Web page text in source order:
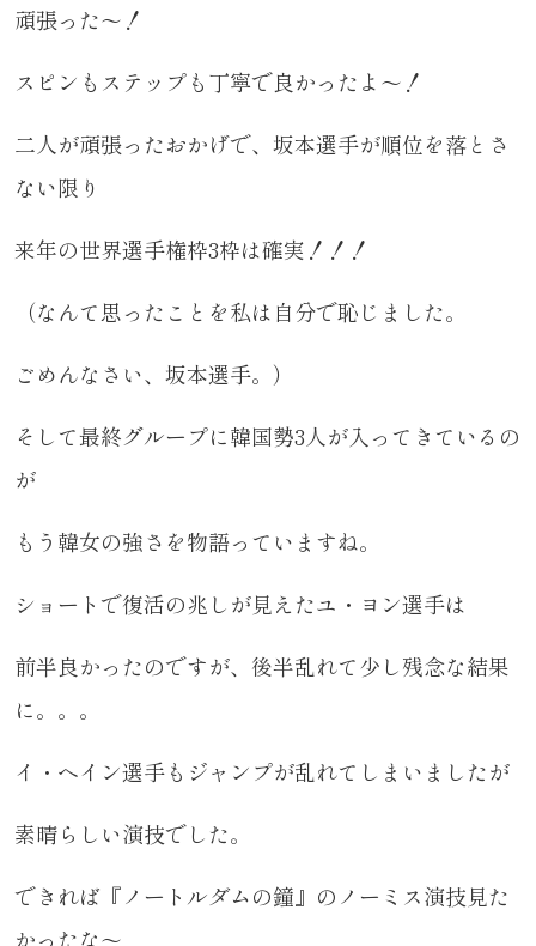
頑張った～！
スピンもステップも丁寧で良かったよ～！
二人が頑張ったおかげで、坂本選手が順位を落とさ
ない限り
来年の世界選手権枠3枠は確実！！！
（なんて思ったことを私は自分で恥じました。
ごめんなさい、坂本選手。）
そして最終グループに韓国勢3人が入ってきているの
が
もう韓女の強さを物語っていますね。
ショートで復活の兆しが見えたユ・ヨン選手は
前半良かったのですが、後半乱れて少し残念な結果
に。。。
イ・ヘイン選手もジャンプが乱れてしまいましたが
素晴らしい演技でした。
できれば『ノートルダムの鐘』のノーミス演技見た
かったな～